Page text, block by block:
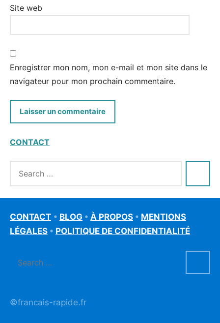
Site web
Enregistrer mon nom, mon e-mail et mon site dans le
navigateur pour mon prochain commentaire.
CONTACT
CONTACT • BLOG • À PROPOS • MENTIONS
LÉGALES • POLITIQUE DE CONFIDENTIALITÉ
©francais-rapide.fr